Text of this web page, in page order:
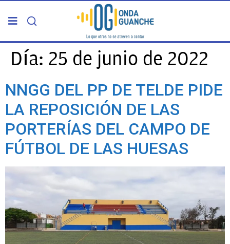
PORTADA
TELDE
GRAN CANARIA
CANARIAS
CARTAS DEL DIRECTOR
ENTREVISTAS
Día: 25 de junio de 2022
NNGG DEL PP DE TELDE PIDE
LA REPOSICIÓN DE LAS
PORTERÍAS DEL CAMPO DE
FÚTBOL DE LAS HUESAS